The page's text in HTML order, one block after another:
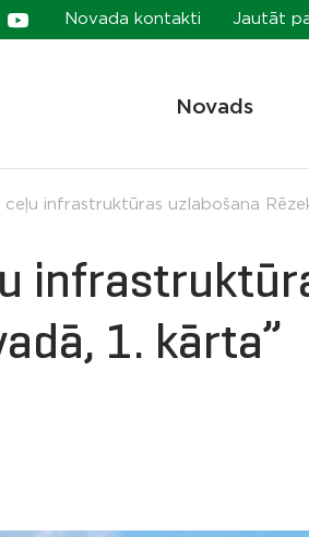
Novada kontakti Jautāt
Novads
infrastruktūras uzlabošana
1. kārta”